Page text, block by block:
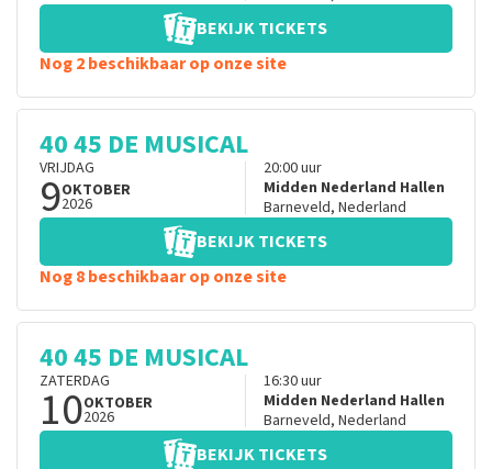
BEKIJK TICKETS
Nog 2 beschikbaar op onze site
40 45 DE MUSICAL
VRIJDAG
9OKTOBER
2026
20:00uur
Midden Nederland Hallen
Barneveld, Nederland
BEKIJK TICKETS
Nog 8 beschikbaar op onze site
40 45 DE MUSICAL
ZATERDAG
10OKTOBER
2026
16:30uur
Midden Nederland Hallen
Barneveld, Nederland
BEKIJK TICKETS